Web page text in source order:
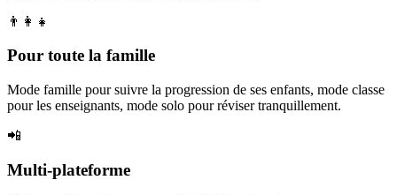
👨‍👩‍👧
Pour toute la famille
Mode famille pour suivre la progression de ses enfants, mode classe
pour les enseignants, mode solo pour réviser tranquillement.
📲
Multi-plateforme